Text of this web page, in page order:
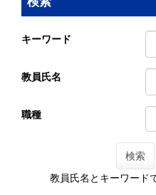
キーワード
教員氏名
職種
検索
教員氏名とキーワード